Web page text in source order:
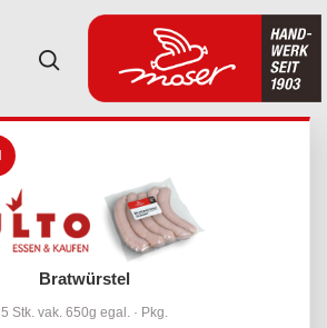
Bratwürstel
5 Stk. vak. 650g egal. · Pkg.